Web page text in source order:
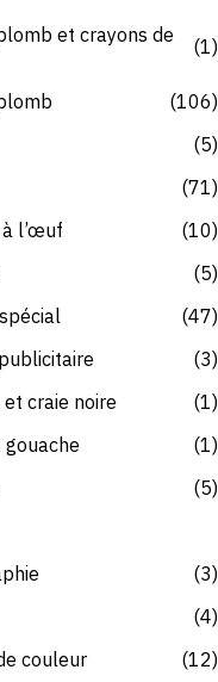
et crayons de
(1)
(106)
(5)
(71)
l’œuf
(10)
(5)
(47)
(3)
craie noire
(1)
(1)
(5)
(3)
(4)
couleur
(12)